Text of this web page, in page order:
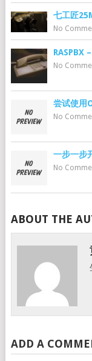
七工匠
No
RASPBX
No
尝试使用
No
一步一步
No
ABOUT THE
ADD A